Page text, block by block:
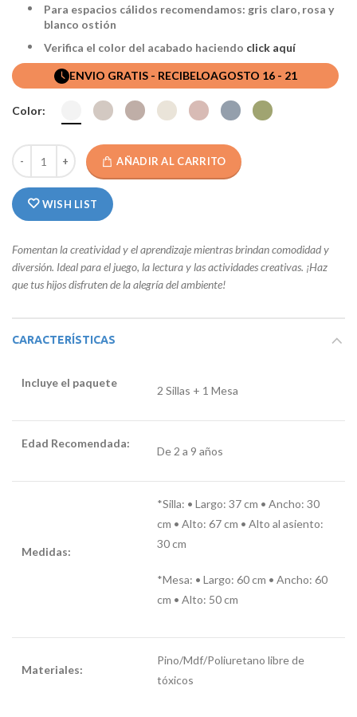
Para espacios cálidos recomendamos: gris claro, rosa y
blanco ostión
Verifica el color del acabado haciendo click aquí
ENVIO GRATIS - RECIBELOAGOSTO 16 - 21
Color:
AÑADIR AL CARRITO
WISH LIST
Fomentan la creatividad y el aprendizaje mientras brindan comodidad y
diversión. Ideal para el juego, la lectura y las actividades creativas. ¡Haz
que tus hijos disfruten de la alegría del ambiente!
CARACTERÍSTICAS
Incluye el paquete
2 Sillas + 1 Mesa
Edad Recomendada:
De 2 a 9 años
Medidas:
*Silla: • Largo: 37 cm • Ancho: 30
cm • Alto: 67 cm • Alto al asiento:
30 cm
*Mesa: • Largo: 60 cm • Ancho: 60
cm • Alto: 50 cm
Materiales:
Pino/Mdf/Poliuretano libre de
tóxicos